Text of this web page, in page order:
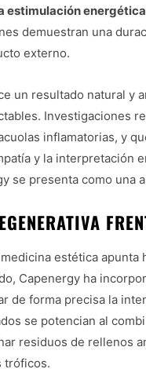
estimulación
demuestran una
externo.
un resultado natural y
Investigaciones
inflamatorias, y
y la interpretación
se presenta como una
estética
Capenergy ha
de forma precisa la
se potencian al
residuos de rellenos
tróficos.